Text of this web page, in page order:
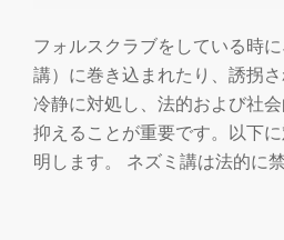
フォルスクラブをしている時
講）に巻き込まれたり、誘拐さ
冷静に対処し、法的および社
抑えることが重要です。以下
明します。 ネズミ講は法的に